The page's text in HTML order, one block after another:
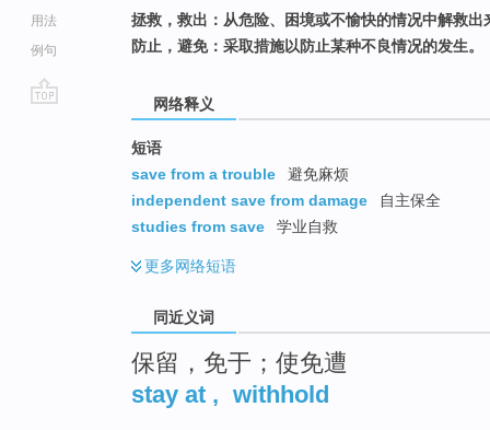
用法
例句
拯救，救出：从危险、困境或不愉快的情况中解救出
防止，避免：采取措施以防止某种不良情况的发生。
网络释义
短语
save from a trouble
避免麻烦
independent save from damage
自主保全
studies from save
学业自救
更多网络短语
同近义词
保留，免于；使免遭
stay at , withhold